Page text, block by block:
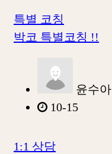
특별 코칭
박코 특별코칭 !!
윤수아
10-15
1:1 상담